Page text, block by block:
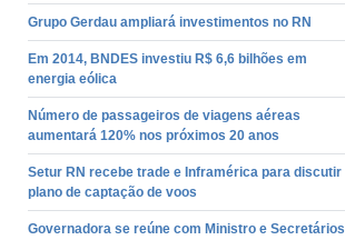
Grupo Gerdau ampliará investimentos no RN
Em 2014, BNDES investiu R$ 6,6 bilhões em
energia eólica
Número de passageiros de viagens aéreas
aumentará 120% nos próximos 20 anos
Setur RN recebe trade e Inframérica para discutir
plano de captação de voos
Governadora se reúne com Ministro e Secretários